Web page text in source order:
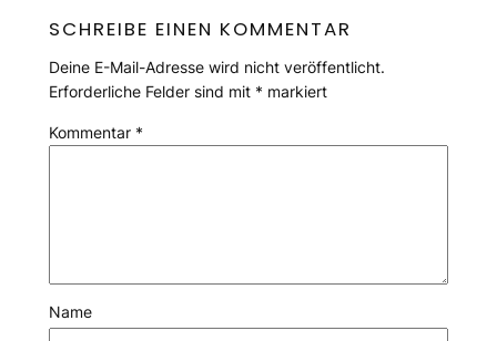
SCHREIBE EINEN KOMMENTAR
Deine E-Mail-Adresse wird nicht veröffentlicht.
Erforderliche Felder sind mit * markiert
Kommentar *
Name